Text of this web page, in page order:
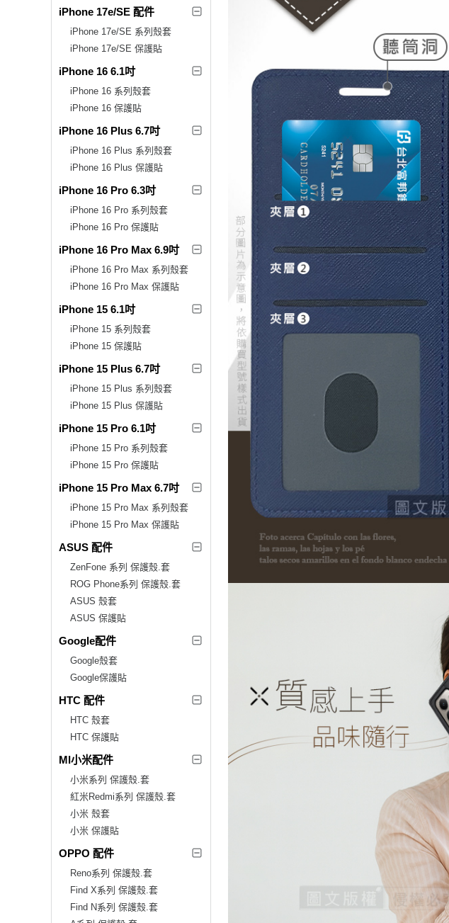
iPhone 17e/SE 配件
iPhone 17e/SE 系列殼套
iPhone 17e/SE 保護貼
iPhone 16 6.1吋
iPhone 16 系列殼套
iPhone 16 保護貼
iPhone 16 Plus 6.7吋
iPhone 16 Plus 系列殼套
iPhone 16 Plus 保護貼
iPhone 16 Pro 6.3吋
iPhone 16 Pro 系列殼套
iPhone 16 Pro 保護貼
iPhone 16 Pro Max 6.9吋
iPhone 16 Pro Max 系列殼套
iPhone 16 Pro Max 保護貼
iPhone 15 6.1吋
iPhone 15 系列殼套
iPhone 15 保護貼
iPhone 15 Plus 6.7吋
iPhone 15 Plus 系列殼套
iPhone 15 Plus 保護貼
iPhone 15 Pro 6.1吋
iPhone 15 Pro 系列殼套
iPhone 15 Pro 保護貼
iPhone 15 Pro Max 6.7吋
iPhone 15 Pro Max 系列殼套
iPhone 15 Pro Max 保護貼
ASUS 配件
ZenFone 系列 保護殼.套
ROG Phone系列 保護殼.套
ASUS 殼套
ASUS 保護貼
Google配件
Google殼套
Google保護貼
HTC 配件
HTC 殼套
HTC 保護貼
MI小米配件
小米系列 保護殼.套
紅米Redmi系列 保護殼.套
小米 殼套
小米 保護貼
OPPO 配件
Reno系列 保護殼.套
Find X系列 保護殼.套
Find N系列 保護殼.套